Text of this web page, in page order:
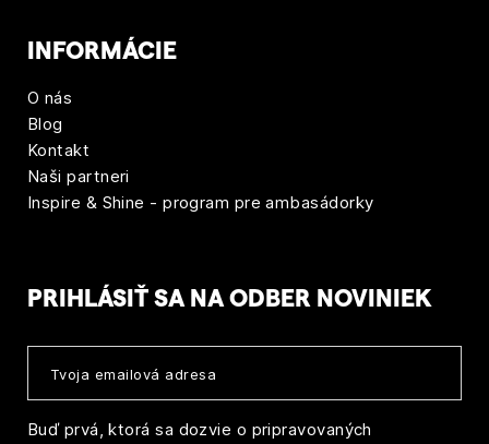
o
v
INFORMÁCIE
O nás
Blog
Kontakt
Naši partneri
Inspire & Shine - program pre ambasádorky
PRIHLÁSIŤ SA NA ODBER NOVINIEK
Buď prvá, ktorá sa dozvie o pripravovaných